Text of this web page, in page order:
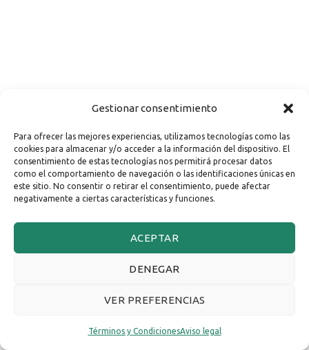
Gestionar consentimiento
Para ofrecer las mejores experiencias, utilizamos tecnologías como las
cookies para almacenar y/o acceder a la información del dispositivo. El
consentimiento de estas tecnologías nos permitirá procesar datos
como el comportamiento de navegación o las identificaciones únicas en
este sitio. No consentir o retirar el consentimiento, puede afectar
negativamente a ciertas características y funciones.
ACEPTAR
DENEGAR
VER PREFERENCIAS
Términos y CondicionesAviso legal